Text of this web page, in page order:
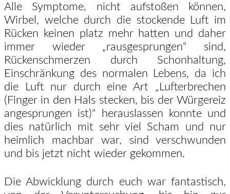
Alle Symptome, nicht aufstoßen können,
Wirbel, welche durch die stockende Luft im
Rücken keinen platz mehr hatten und daher
immer wieder „rausgesprungen“ sind,
Rückenschmerzen durch Schonhaltung,
Einschränkung des normalen Lebens, da ich
die Luft nur durch eine Art „Lufterbrechen
(Finger in den Hals stecken, bis der Würgereiz
angesprungen ist)“ herauslassen konnte und
dies natürlich mit sehr viel Scham und nur
heimlich machbar war, sind verschwunden
und bis jetzt nicht wieder gekommen.
Die Abwicklung durch euch war fantastisch,